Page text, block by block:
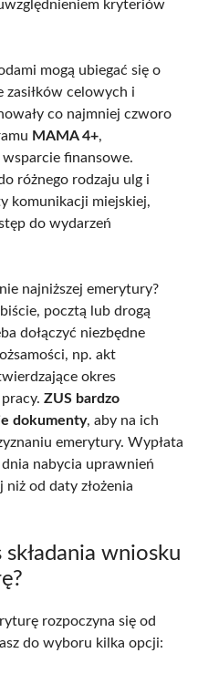
kryteriów
mogą ubiegać się o
zasiłków celowych i
co najmniej czworo
MAMA 4+,
finansowe.
różnego rodzaju ulg i
komunikacji miejskiej,
do wydarzeń
najniższej emerytury?
pocztą lub drogą
dołączyć niezbędne
np. akt
okres
ZUS bardzo
dokumenty, aby na ich
emerytury. Wypłata
nabycia uprawnień
od daty złożenia
wniosku
rozpoczyna się od
do wyboru kilka opcji: